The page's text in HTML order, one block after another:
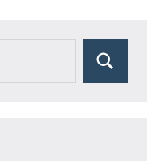
Suchen